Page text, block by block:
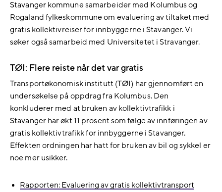
Stavanger kommune samarbeider med Kolumbus og
Rogaland fylkeskommune om evaluering av tiltaket med
gratis kollektivreiser for innbyggerne i Stavanger. Vi
søker også samarbeid med Universitetet i Stravanger.
TØI: Flere reiste når det var gratis
Transportøkonomisk institutt (TØI) har gjennomført en
undersøkelse på oppdrag fra Kolumbus. Den
konkluderer med at bruken av kollektivtrafikk i
Stavanger har økt 11 prosent som følge av innføringen av
gratis kollektivtrafikk for innbyggerne i Stavanger.
Effekten ordningen har hatt for bruken av bil og sykkel er
noe mer usikker.
Rapporten: Evaluering av gratis kollektivtransport